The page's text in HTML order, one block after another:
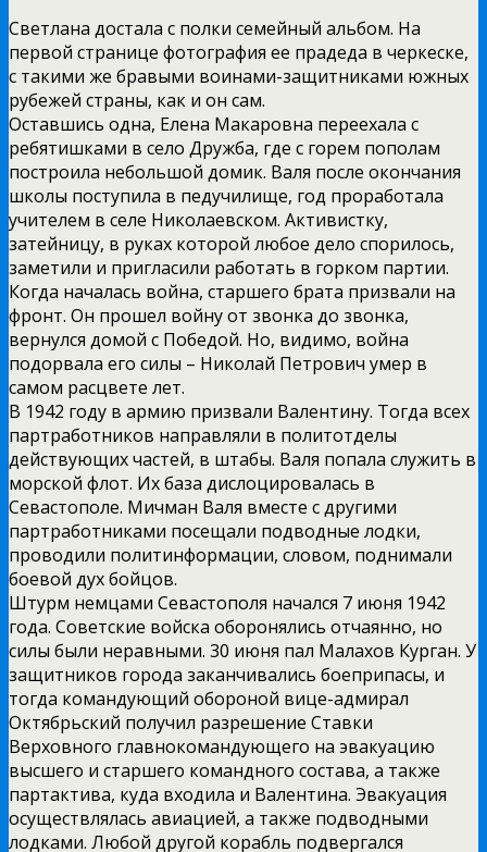
Светлана достала с полки семейный альбом. На
первой странице фотография ее прадеда в черкеске,
с такими же бравыми воинами-защитниками южных
рубежей страны, как и он сам.
Оставшись одна, Елена Макаровна переехала с
ребятишками в село Дружба, где с горем пополам
построила небольшой домик. Валя после окончания
школы поступила в педучилище, год проработала
учителем в селе Николаевском. Активистку,
затейницу, в руках которой любое дело спорилось,
заметили и пригласили работать в горком партии.
Когда началась война, старшего брата призвали на
фронт. Он прошел войну от звонка до звонка,
вернулся домой с Победой. Но, видимо, война
подорвала его силы – Николай Петрович умер в
самом расцвете лет.
В 1942 году в армию призвали Валентину. Тогда всех
партработников направляли в политотделы
действующих частей, в штабы. Валя попала служить в
морской флот. Их база дислоцировалась в
Севастополе. Мичман Валя вместе с другими
партработниками посещали подводные лодки,
проводили политинформации, словом, поднимали
боевой дух бойцов.
Штурм немцами Севастополя начался 7 июня 1942
года. Советские войска оборонялись отчаянно, но
силы были неравными. 30 июня пал Малахов Курган. У
защитников города заканчивались боеприпасы, и
тогда командующий обороной вице-адмирал
Октябрьский получил разрешение Ставки
Верховного главнокомандующего на эвакуацию
высшего и старшего командного состава, а также
партактива, куда входила и Валентина. Эвакуация
осуществлялась авиацией, а также подводными
лодками. Любой другой корабль подвергался